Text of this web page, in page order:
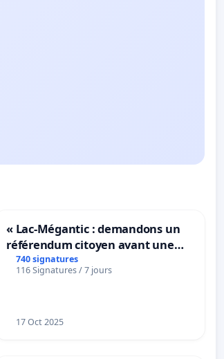
« Lac-Mégantic : demandons un
référendum citoyen avant une
transformation irréversible de
notre territoire »
740 signatures
116 Signatures / 7 jours
17 Oct 2025